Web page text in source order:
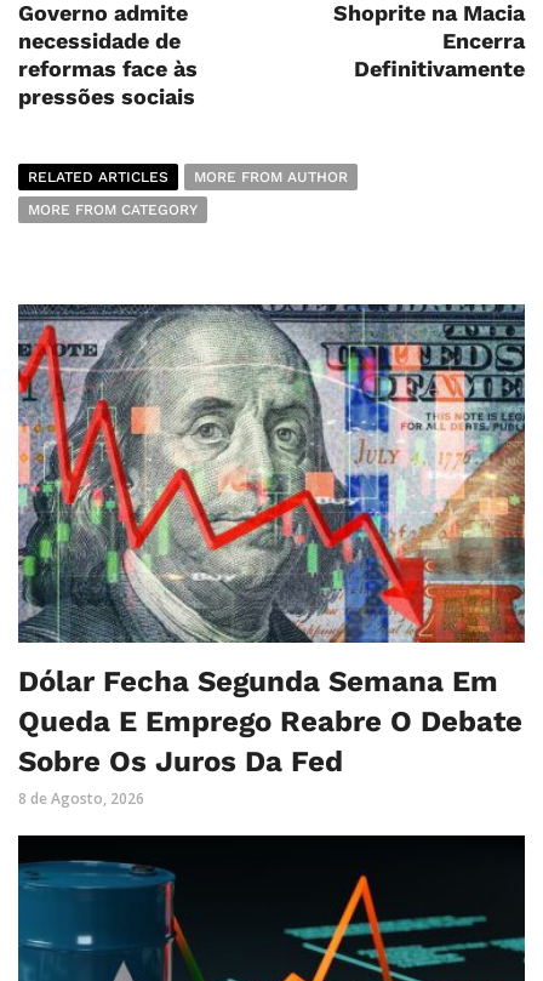
Governo admite
necessidade de
reformas face às
pressões sociais
Shoprite na Macia
Encerra
Definitivamente
RELATED ARTICLES
MORE FROM AUTHOR
MORE FROM CATEGORY
Dólar Fecha Segunda Semana Em
Queda E Emprego Reabre O Debate
Sobre Os Juros Da Fed
8 de Agosto, 2026